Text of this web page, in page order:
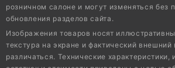
розничном салоне и могут изменяться без
обновления разделов сайта.
Изображения товаров носят
текстура на экране и фактический внешний
различаться. Технические